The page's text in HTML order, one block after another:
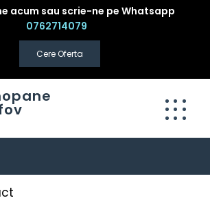
acum sau scrie-ne pe Whatsapp
0762714079
Cere Oferta